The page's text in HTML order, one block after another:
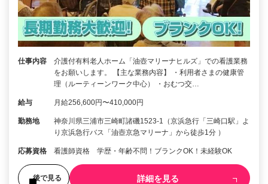
仕事内容
介護付有料老人ホーム「油壺マリーナヒルズ」での看護業務
をお願いします。 【主な業務内容】 ・利用者さまの健康管
理（ルーティーンワーク中心） ・おむつ交…
給与 月給256,600円〜410,000円
勤務地
神奈川県三浦市三崎町諸磯1523-1（京浜急行「三崎口駅」よ
り京浜急行バス「油壺京急マリーナ」から徒歩1分 ）
応募資格 看護師資格 学歴・年齢不問！ブランクOK！未経験OK
後で見る 詳細を見る